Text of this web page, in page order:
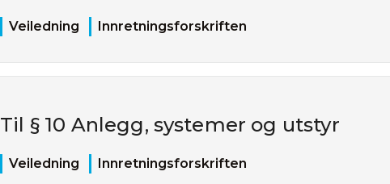
Veiledning Innretningsforskriften
Til § 10 Anlegg, systemer og utstyr
Veiledning Innretningsforskriften